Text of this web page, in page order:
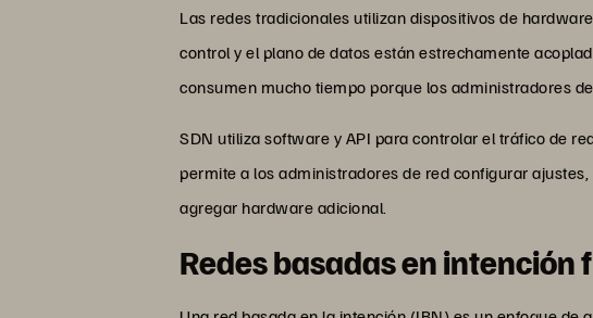
Las redes tradicionales utilizan dispositivos de
control y el plano de datos están estrechamente
consumen mucho tiempo porque los administradores
SDN utiliza software y API para controlar el tráfico de
permite a los administradores de red configurar
agregar hardware adicional.
Redes basadas en